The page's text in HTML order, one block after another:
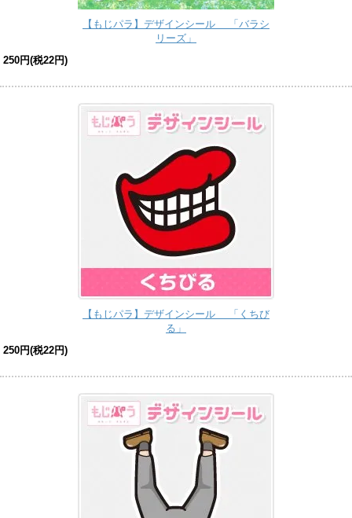
【もじパラ】デザインシール 「バラシ
リーズ」
250円(税22円)
【もじパラ】デザインシール 「くちび
る」
250円(税22円)